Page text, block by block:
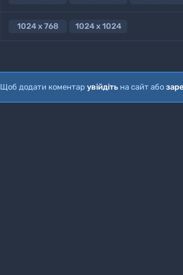
1024 x 768 1024 x 1024
Щоб додати коментар увійдіть на сайт або